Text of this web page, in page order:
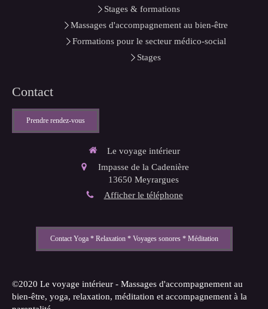
Stages & formations
Massages d'accompagnement au bien-être
Formations pour le secteur médico-social
Stages
Contact
Prendre rendez-vous
Le voyage intérieur
Impasse de la Cadenière
13650 Meyrargues
Afficher le téléphone
Contact Yoga * Relaxation * Voyages sonores * Méditation
©2020 Le voyage intérieur - Massages d'accompagnement au
bien-être, yoga, relaxation, méditation et accompagnement à la